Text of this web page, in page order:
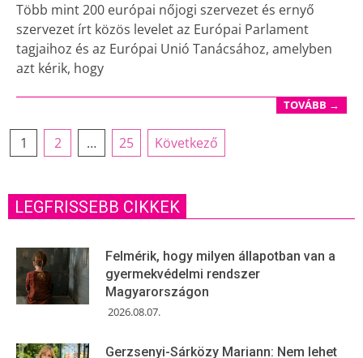
Több mint 200 európai nőjogi szervezet és ernyő
szervezet írt közös levelet az Európai Parlament
tagjaihoz és az Európai Unió Tanácsához, amelyben
azt kérik, hogy
TOVÁBB →
1 2 … 25 Következő
LEGFRISSEBB CIKKEK
Felmérik, hogy milyen állapotban van a
gyermekvédelmi rendszer
Magyarországon
2026.08.07.
Gerzsenyi-Sárközy Mariann: Nem lehet